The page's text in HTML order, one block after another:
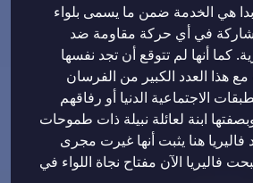
هي الخدمة ضمن ما يسمى بلواء
في أي حركة مقاومة ضد
كما أنها لم تتوقع أن تجد نفسها
هذا العدد الكبير من الفرسان
الاجتماعية الدنيا أو رفاقهم
ابنة لعائلة نبيلة ذات طموحات
هنا يثبت أنها غيرت مجرى
فاليريا الآن مفتاح نجاة اللواء في